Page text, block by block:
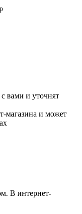
вами и уточнят
магазина и может
В интернет-